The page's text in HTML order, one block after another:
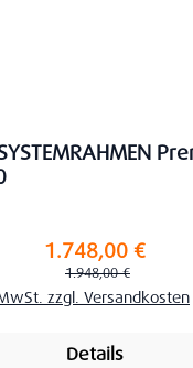
1.748,00 €
Regulärer Preis:
1.948,00 €
zzgl. Versandkosten
Details